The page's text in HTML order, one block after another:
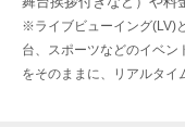
※ライブビューイング(LV)
台、スポーツなどのイベン
をそのままに、リアルタイ